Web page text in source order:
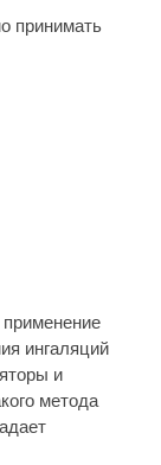
принимать
ингаляций
и
метода